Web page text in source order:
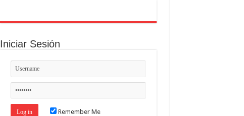
Iniciar Sesión
Remember Me